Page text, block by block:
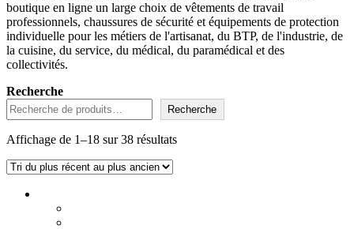
boutique en ligne un large choix de vêtements de travail
professionnels, chaussures de sécurité et équipements de protection
individuelle pour les métiers de l'artisanat, du BTP, de l'industrie, de
la cuisine, du service, du médical, du paramédical et des
collectivités.
Recherche
Recherche
Affichage de 1–18 sur 38 résultatsTrié